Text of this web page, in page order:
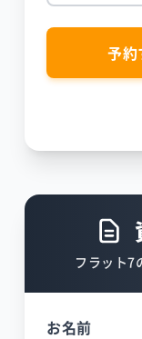
フラット7
お名前